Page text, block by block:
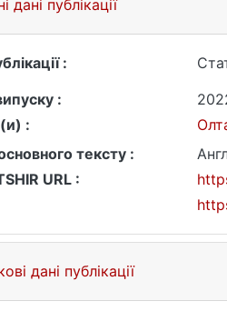
дані публікації
:
:
:
тексту :
URL :
дані публікації